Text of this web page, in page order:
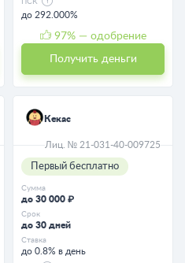
ПСК
до 292.000%
97% — одобрение
Получить деньги
Кекас
Лиц. № 21-031-40-009725
Первый бесплатно
Сумма
до 30 000 ₽
Срок
до 30 дней
Ставка
до 0.8% в день